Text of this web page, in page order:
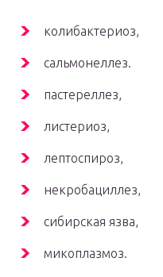
колибактериоз,
сальмонеллез.
пастереллез,
листериоз,
лептоспироз,
некробациллез,
сибирская язва,
микоплазмоз.